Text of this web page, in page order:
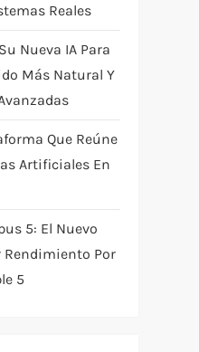
Reales
Nueva IA Para
Más Natural Y
Que Reúne
Artificiales En
5: El Nuevo
Rendimiento Por
5